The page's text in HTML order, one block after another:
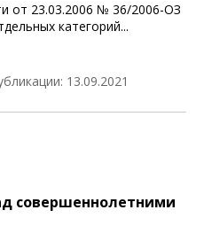
от 23.03.2006 № 36/2006-ОЗ
категорий...
13.09.2021
совершеннолетними